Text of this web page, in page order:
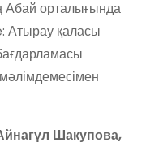
орталығында
Атырау қаласы
Шакупова,